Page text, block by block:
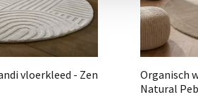
vloerkleed - Zen
Organisch
Natural